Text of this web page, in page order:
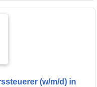
(w/m/d) in